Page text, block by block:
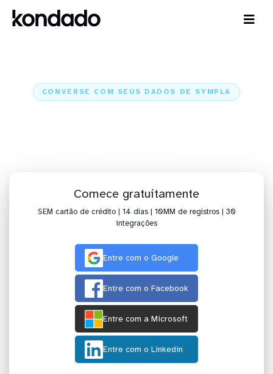
CONVERSE COM SEUS DADOS DE SYMPLA
Comece gratuitamente
SEM cartão de crédito | 14 dias | 10MM de registros | 30
integrações
Entre com o Google
Entre com o Facebook
Entre com a Microsoft
Entre com o Linkedin